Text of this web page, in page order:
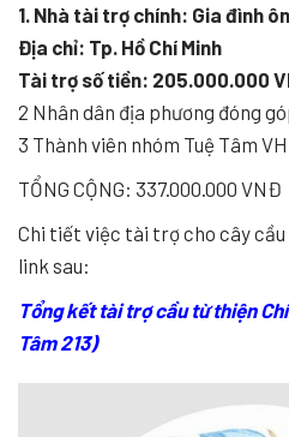
1. Nhà tài trợ chính: Gia đình
Địa chỉ: Tp. Hồ Chí Minh
Tài trợ số tiền: 205.000.000
2 Nhân dân địa phương đóng
3 Thành viên nhóm Tuệ Tâm
TỔNG CỘNG: 337.000.000 VNĐ
Chi tiết việc tài trợ cho cây
link sau:
Tổng kết tài trợ cầu từ thiện
Tâm 213)